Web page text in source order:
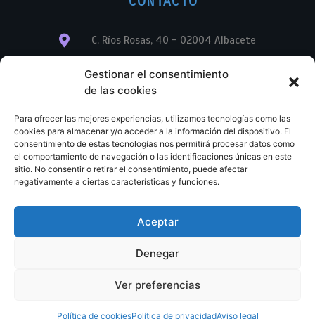
Gestionar el consentimiento
de las cookies
Para ofrecer las mejores experiencias, utilizamos tecnologías como las
cookies para almacenar y/o acceder a la información del dispositivo. El
consentimiento de estas tecnologías nos permitirá procesar datos como
el comportamiento de navegación o las identificaciones únicas en este
sitio. No consentir o retirar el consentimiento, puede afectar
negativamente a ciertas características y funciones.
Aceptar
Denegar
Ver preferencias
Política de cookiesPolítica de privacidadAviso legal
C. Ríos Rosas, 40 - 02004 Albacete
info@librerialegend.com
+34 600 875 604
+34 967 74 17 07
© Copyright – Libreria Legend – Web diseñada por